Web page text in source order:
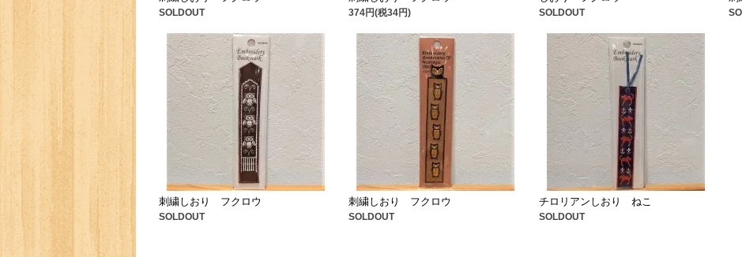
SOLDOUT 374円(税34円) SOLDOUT
刺繍しおり フクロウ
SOLDOUT
刺繍しおり フクロウ
SOLDOUT
チロリアンしおり ねこ
SOLDOUT